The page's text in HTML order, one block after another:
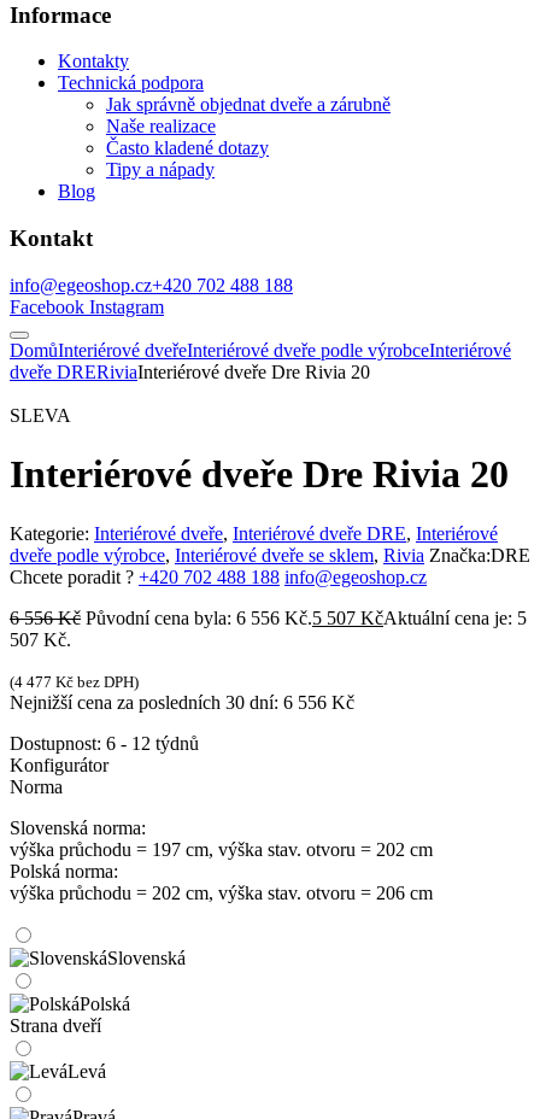
Informace
Kontakty
Technická podpora
Jak správně objednat dveře a zárubně
Naše realizace
Často kladené dotazy
Tipy a nápady
Blog
Kontakt
info@egeoshop.cz+420 702 488 188
Facebook Instagram
DomůInteriérové dveřeInteriérové dveře podle výrobceInteriérové
dveře DRERiviaInteriérové dveře Dre Rivia 20
SLEVA
Interiérové dveře Dre Rivia 20
Kategorie: Interiérové dveře, Interiérové dveře DRE, Interiérové
dveře podle výrobce, Interiérové dveře se sklem, Rivia Značka:DRE
Chcete poradit ? +420 702 488 188 info@egeoshop.cz
6 556Kč Původní cena byla: 6 556 Kč.5 507 KčAktuální cena je: 5
507 Kč.
(4 477 Kč bez DPH)
Nejnižší cena za posledních 30 dní: 6 556 Kč
Dostupnost: 6 - 12 týdnů
Konfigurátor
Norma
Slovenská norma:
výška průchodu = 197 cm, výška stav. otvoru = 202 cm
Polská norma:
výška průchodu = 202 cm, výška stav. otvoru = 206 cm
Slovenská
Polská
Strana dveří
Levá